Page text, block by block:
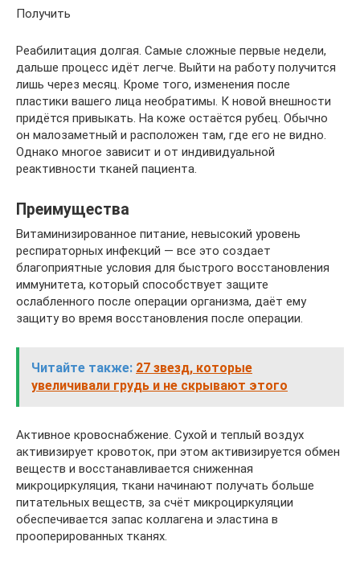
Получить
Реабилитация долгая. Самые сложные первые недели,
дальше процесс идёт легче. Выйти на работу получится
лишь через месяц. Кроме того, изменения после
пластики вашего лица необратимы. К новой внешности
придётся привыкать. На коже остаётся рубец. Обычно
он малозаметный и расположен там, где его не видно.
Однако многое зависит и от индивидуальной
реактивности тканей пациента.
Преимущества
Витаминизированное питание, невысокий уровень
респираторных инфекций — все это создает
благоприятные условия для быстрого восстановления
иммунитета, который способствует защите
ослабленного после операции организма, даёт ему
защиту во время восстановления после операции.
Читайте также: 27 звезд, которые
увеличивали грудь и не скрывают этого
Активное кровоснабжение. Сухой и теплый воздух
активизирует кровоток, при этом активизируется обмен
веществ и восстанавливается сниженная
микроциркуляция, ткани начинают получать больше
питательных веществ, за счёт микроциркуляции
обеспечивается запас коллагена и эластина в
прооперированных тканях.